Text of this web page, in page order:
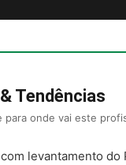
Tendências
para onde vai este
levantamento do